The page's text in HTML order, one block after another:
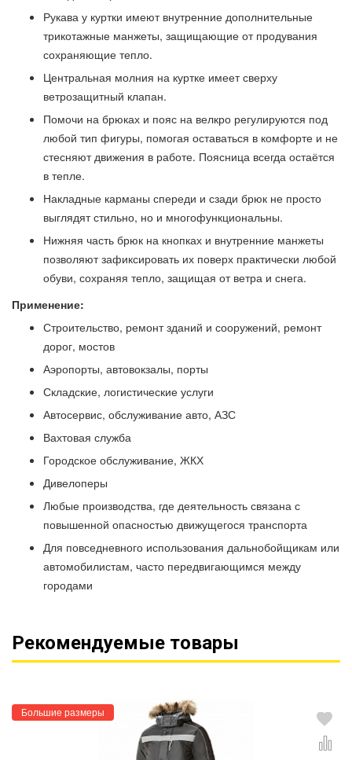
Рукава у куртки имеют внутренние дополнительные
трикотажные манжеты, защищающие от продувания
сохраняющие тепло.
Центральная молния на куртке имеет сверху
ветрозащитный клапан.
Помочи на брюках и пояс на велкро регулируются под
любой тип фигуры, помогая оставаться в комфорте и не
стесняют движения в работе. Поясница всегда остаётся
в тепле.
Накладные карманы спереди и сзади брюк не просто
выглядят стильно, но и многофункциональны.
Нижняя часть брюк на кнопках и внутренние манжеты
позволяют зафиксировать их поверх практически любой
обуви, сохраняя тепло, защищая от ветра и снега.
Применение:
Строительство, ремонт зданий и сооружений, ремонт
дорог, мостов
Аэропорты, автовокзалы, порты
Складские, логистические услуги
Автосервис, обслуживание авто, АЗС
Вахтовая служба
Городское обслуживание, ЖКХ
Дивелоперы
Любые производства, где деятельность связана с
повышенной опасностью движущегося транспорта
Для повседневного использования дальнобойщикам или
автомобилистам, часто передвигающимся между
городами
Рекомендуемые товары
Большие размеры